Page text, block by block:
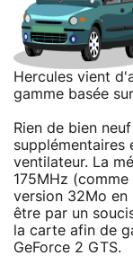
Hercules vient
gamme basée
Rien de bien
supplémentaires
ventilateur. La
175MHz
version 32Mo
être par un
la carte afin de
GeForce 2 GTS.